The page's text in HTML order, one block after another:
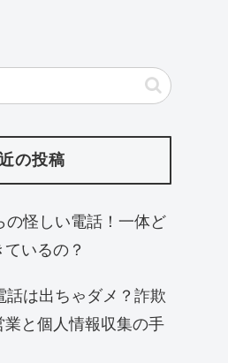
の投稿
の怪しい電話！一体ど
いるの？
話は出ちゃダメ？詐欺
業と個人情報収集の手